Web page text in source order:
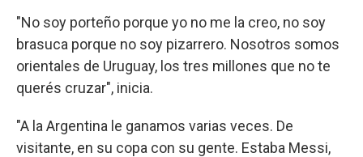
"No soy porteño porque yo no me la creo, no soy
brasuca porque no soy pizarrero. Nosotros somos
orientales de Uruguay, los tres millones que no te
querés cruzar", inicia.
"A la Argentina le ganamos varias veces. De
visitante, en su copa con su gente. Estaba Messi,